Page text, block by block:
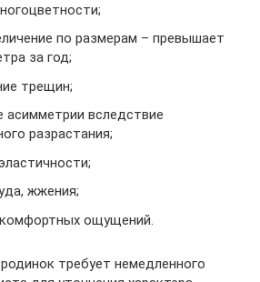
по размерам – превышает
за год;
трещин;
асимметрии вследствие
разрастания;
жжения;
ощущений.
требует немедленного